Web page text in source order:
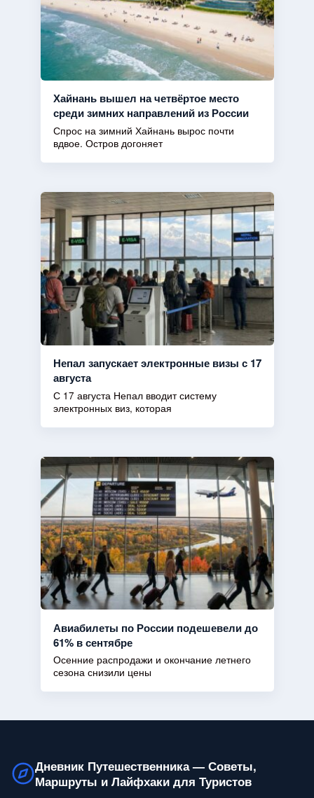
Хайнань вышел на четвёртое место
среди зимних направлений из России
Спрос на зимний Хайнань вырос почти
вдвое. Остров догоняет
Непал запускает электронные визы с 17
августа
С 17 августа Непал вводит систему
электронных виз, которая
Авиабилеты по России подешевели до
61% в сентябре
Осенние распродажи и окончание летнего
сезона снизили цены
Дневник Путешественника — Советы,
Маршруты и Лайфхаки для Туристов